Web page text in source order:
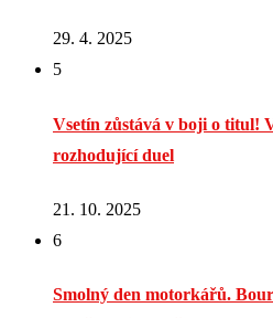
29. 4. 2025
5
Vsetín zůstává v boji o titul!
rozhodující duel
21. 10. 2025
6
Smolný den motorkářů.